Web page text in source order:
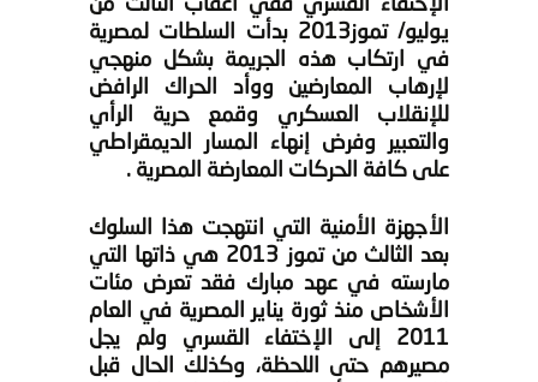
الإختفاء القسري ففي أعقاب الثالث من
يوليو/ تموز2013 بدأت السلطات لمصرية
في ارتكاب هذه الجريمة بشكل منهجي
لإرهاب المعارضين ووأد الحراك الرافض
للإنقلاب العسكري وقمع حرية الرأي
والتعبير وفرض إنهاء المسار الديمقراطي
على كافة الحركات المعارضة المصرية .
الأجهزة الأمنية التي انتهجت هذا السلوك
بعد الثالث من تموز 2013 هي ذاتها التي
مارسته في عهد مبارك فقد تعرض مئات
الأشخاص منذ ثورة يناير المصرية في العام
2011 إلى الإختفاء القسري ولم يجل
مصيرهم حتى اللحظة، وكذلك الحال قبل